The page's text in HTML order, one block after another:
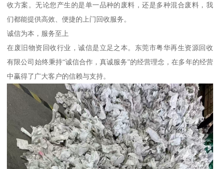
收方案。无论您产生的是单一品种的废料，还是多种混合废料，我
们都能提供高效、便捷的上门回收服务。
诚信为本，服务至上
在废旧物资回收行业，诚信是立足之本。东莞市粤华再生资源回收
有限公司始终秉持“诚信合作，真诚服务”的经营理念，在多年的经营
中赢得了广大客户的信赖与支持。